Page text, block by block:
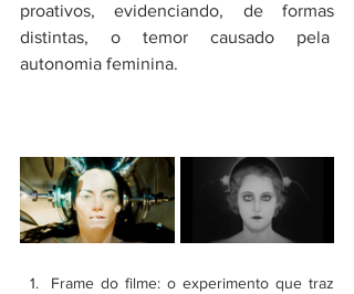
proativos, evidenciando, de formas
distintas, o temor causado pela
autonomia feminina.
Frame do filme: o experimento que traz